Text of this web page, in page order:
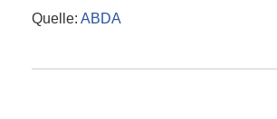
Quelle: ABDA